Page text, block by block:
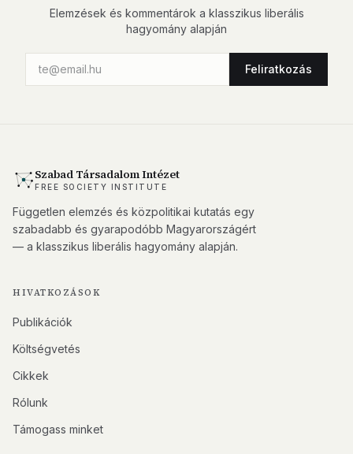
Elemzések és kommentárok a klasszikus liberális
hagyomány alapján
Feliratkozás
Szabad Társadalom Intézet
FREE SOCIETY INSTITUTE
Független elemzés és közpolitikai kutatás egy
szabadabb és gyarapodóbb Magyarországért
— a klasszikus liberális hagyomány alapján.
HIVATKOZÁSOK
Publikációk
Költségvetés
Cikkek
Rólunk
Támogass minket